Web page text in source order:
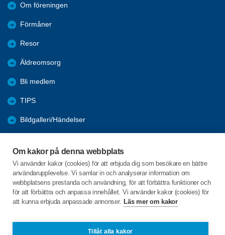
Om kakor på denna webbplats
Vi använder kakor (cookies) för att erbjuda dig som besökare en bättre
användarupplevelse. Vi samlar in och analyserar information om
webbplatsens prestanda och användning, för att förbättra funktioner och
för att förbättra och anpassa innehållet. Vi använder kakor (cookies) för
att kunna erbjuda anpassade annonser. Läs mer om kakor
Tillåt alla kakor
Om föreningen
Förmåner
Resor
Äldreomsorg
Bli medlem
TIPS
Bildgalleri/Händelser
Övrigt
C/o:Torbjörn Nordström